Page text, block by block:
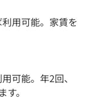
用可能。家賃を
可能。年2回、
。